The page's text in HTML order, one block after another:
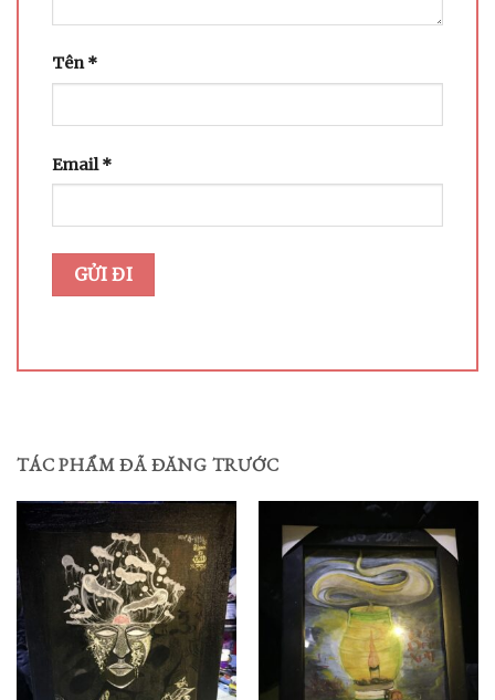
Tên*
Email*
TÁC PHẨM ĐÃ ĐĂNG TRƯỚC